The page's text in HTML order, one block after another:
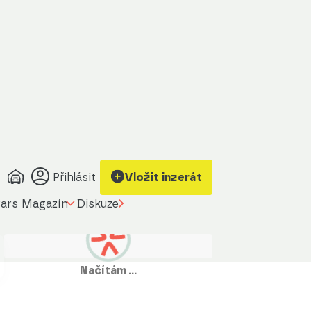
Přihlásit Vložit inzerát
Magazín Diskuze
Načítám …